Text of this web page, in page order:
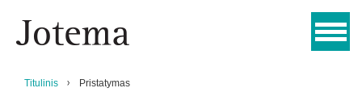
Titulinis Pristatymas